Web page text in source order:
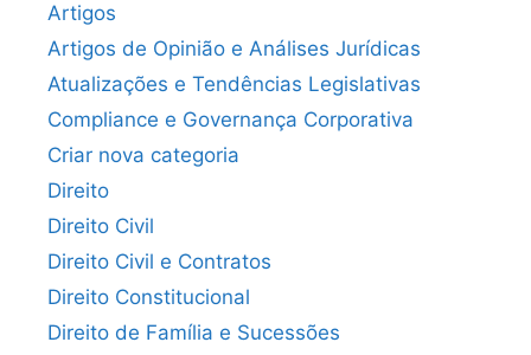
Artigos
Artigos de Opinião e Análises Jurídicas
Atualizações e Tendências Legislativas
Compliance e Governança Corporativa
Criar nova categoria
Direito
Direito Civil
Direito Civil e Contratos
Direito Constitucional
Direito de Família e Sucessões